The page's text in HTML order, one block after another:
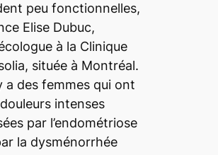
peu fonctionnelles,
Elise Dubuc,
à la Clinique
située à Montréal.
a des femmes qui ont
intenses
par l’endométriose
la dysménorrhée